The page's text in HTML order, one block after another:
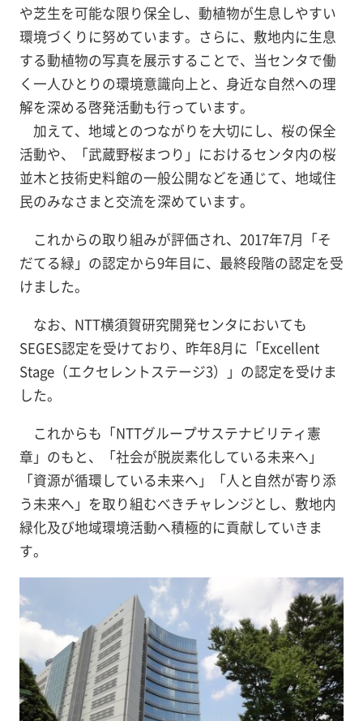
や芝生を可能な限り保全し、動植物が生息しやすい
環境づくりに努めています。さらに、敷地内に生息
する動植物の写真を展示することで、当センタで働
く一人ひとりの環境意識向上と、身近な自然への理
解を深める啓発活動も行っています。
加えて、地域とのつながりを大切にし、桜の保全
活動や、「武蔵野桜まつり」におけるセンタ内の桜
並木と技術史料館の一般公開などを通じて、地域住
民のみなさまと交流を深めています。
これからの取り組みが評価され、2017年7月「そ
だてる緑」の認定から9年目に、最終段階の認定を受
けました。
なお、NTT横須賀研究開発センタにおいても
SEGES認定を受けており、昨年8月に「Excellent
Stage（エクセレントステージ3）」の認定を受けま
した。
これからも「NTTグループサステナビリティ憲
章」のもと、「社会が脱炭素化している未来へ」
「資源が循環している未来へ」「人と自然が寄り添
う未来へ」を取り組むべきチャレンジとし、敷地内
緑化及び地域環境活動へ積極的に貢献していきま
す。